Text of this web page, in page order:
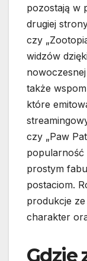
pozostają w
drugiej
czy
widzów
także
które
czy „Paw
popularność
prostym
postaciom.
produkcje
charakter
Gdzie